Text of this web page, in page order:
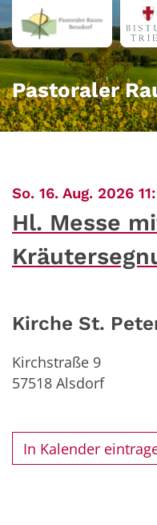
Zum Inhalt springen
Pastoraler
So. 16. Aug. 2026
Hl. Messe
Kirche St.
Kirchstraße 9
57518 Alsdorf
In Kalender